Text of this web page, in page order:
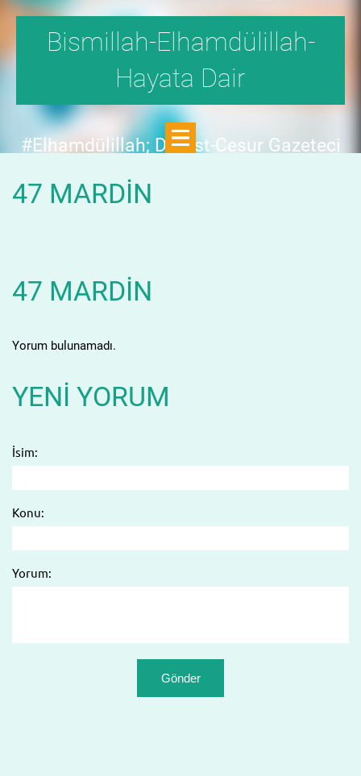
Bismillah-Elhamdülillah-
Hayata Dair
#Elhamdülillah; Dürüst-Cesur Gazeteci
Dergisi,fetö tehlikesini SAYFA SAYFA
47 MARDİN
47 MARDİN
Yorum bulunamadı.
YENI YORUM
İsim:
Konu:
Yorum: